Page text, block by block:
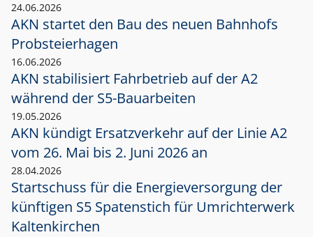
24.06.2026
AKN startet den Bau des neuen Bahnhofs
Probsteierhagen
16.06.2026
AKN stabilisiert Fahrbetrieb auf der A2
während der S5-Bauarbeiten
19.05.2026
AKN kündigt Ersatzverkehr auf der Linie A2
vom 26. Mai bis 2. Juni 2026 an
28.04.2026
Startschuss für die Energieversorgung der
künftigen S5 Spatenstich für Umrichterwerk
Kaltenkirchen